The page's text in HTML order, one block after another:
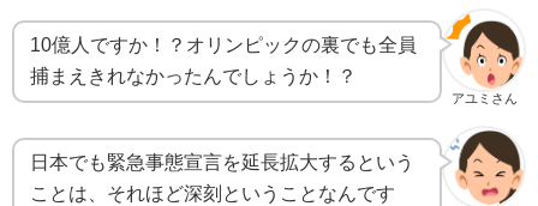
アユミさん
10億人ですか！？オリンピックの裏でも全員
捕まえきれなかったんでしょうか！？
日本でも緊急事態宣言を延長拡大するという
ことは、それほど深刻ということなんです